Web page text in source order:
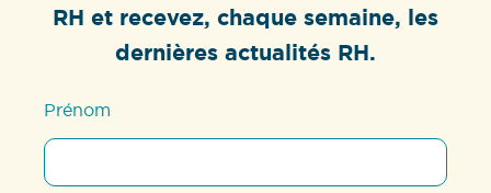
RH et recevez, chaque semaine, les
dernières actualités RH.
Prénom